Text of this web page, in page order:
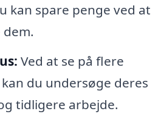
kan spare penge ved at
Ved at se på flere
du undersøge deres
tidligere arbejde.